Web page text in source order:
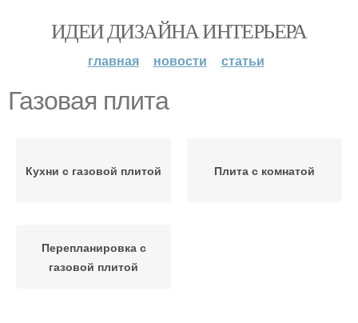
ИДЕИ ДИЗАЙНА ИНТЕРЬЕРА
главная новости статьи
Газовая плита
Кухни с газовой плитой Плита с комнатой
Перепланировка с
газовой плитой